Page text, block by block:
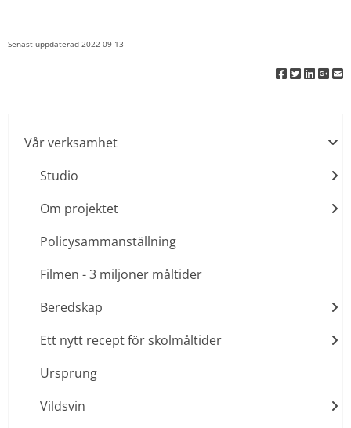
Senast uppdaterad 2022-09-13
Vår verksamhet
Studio
Om projektet
Policysammanställning
Filmen - 3 miljoner måltider
Beredskap
Ett nytt recept för skolmåltider
Ursprung
Vildsvin